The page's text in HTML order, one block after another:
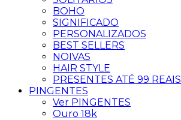
BOHO
SIGNIFICADO
PERSONALIZADOS
BEST SELLERS
NOIVAS
HAIR STYLE
PRESENTES ATÉ 99 REAIS
PINGENTES
Ver PINGENTES
Ouro 18k